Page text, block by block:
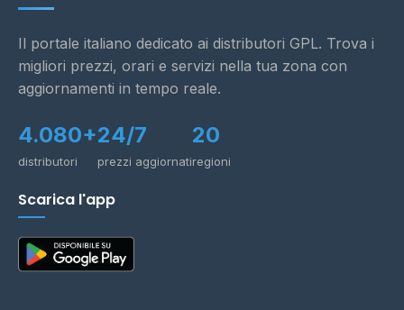
Il portale italiano dedicato ai distributori GPL. Trova i
migliori prezzi, orari e servizi nella tua zona con
aggiornamenti in tempo reale.
4.080+
distributori
24/7
prezzi aggiornati
20
regioni
Scarica l'app